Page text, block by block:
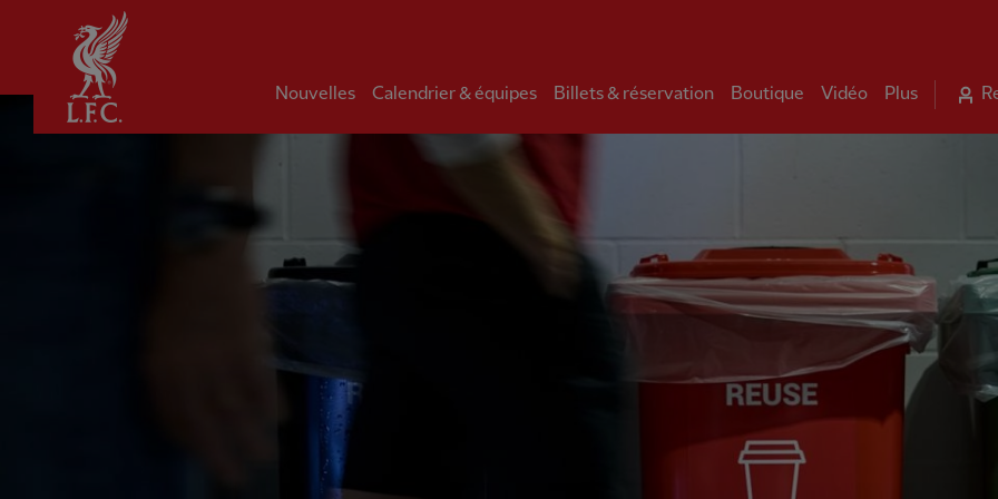
Nouvelles Calendrier & équipes Billets & réservation Boutique Vidéo Plus